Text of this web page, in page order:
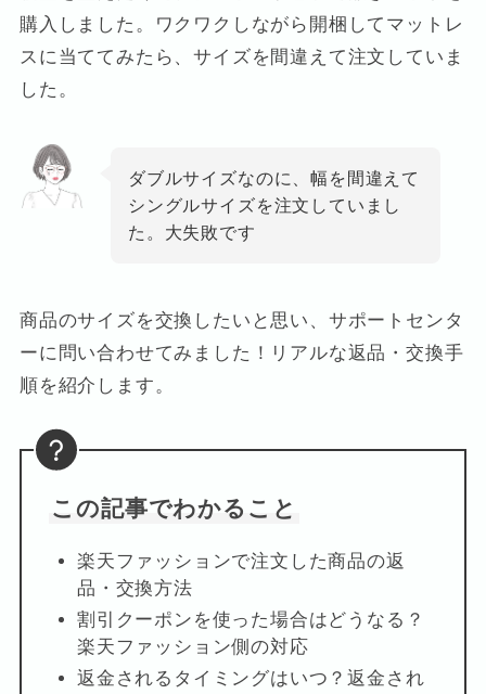
購入しました。ワクワクしながら開梱してマットレ
スに当ててみたら、サイズを間違えて注文していま
した。
ダブルサイズなのに、幅を間違えて
シングルサイズを注文していまし
た。大失敗です
商品のサイズを交換したいと思い、サポートセンタ
ーに問い合わせてみました！リアルな返品・交換手
順を紹介します。
この記事でわかること
楽天ファッションで注文した商品の返
品・交換方法
割引クーポンを使った場合はどうなる？
楽天ファッション側の対応
返金されるタイミングはいつ？返金され